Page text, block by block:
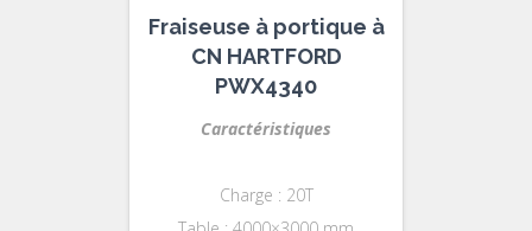
Fraiseuse à portique à
CN HARTFORD
PWX4340
Caractéristiques
Charge : 20T